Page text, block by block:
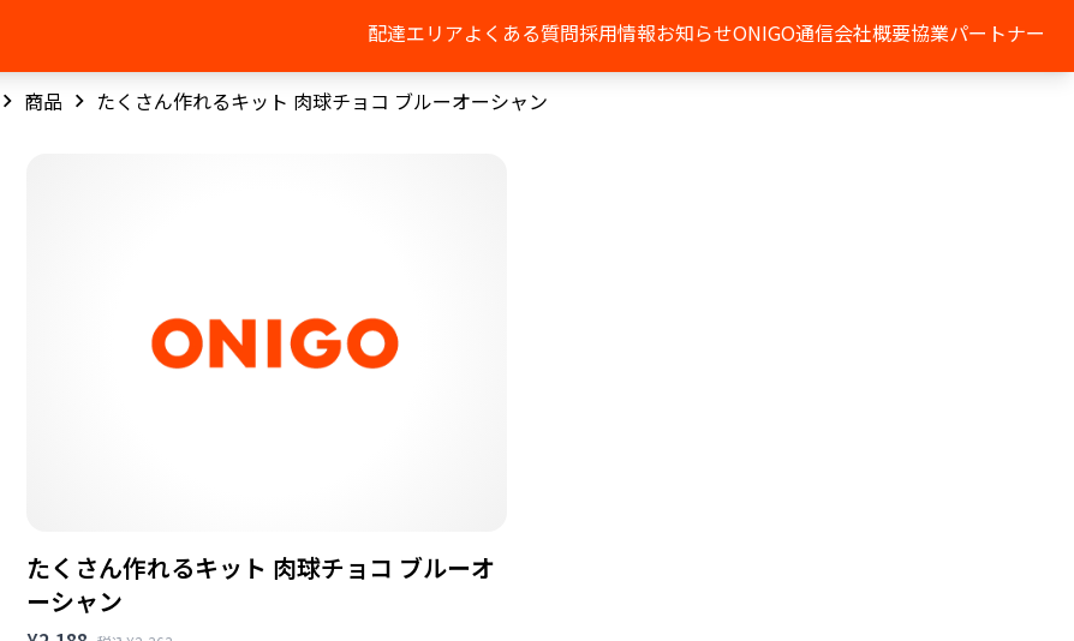
配達エリアよくある質問採用情報お知らせONIGO通信会社概要協業パートナー
商品 たくさん作れるキット 肉球チョコ ブルーオーシャン
たくさん作れるキット 肉球チョコ ブルーオ
ーシャン